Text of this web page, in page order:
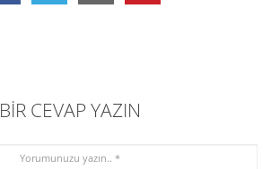
BIR CEVAP YAZIN